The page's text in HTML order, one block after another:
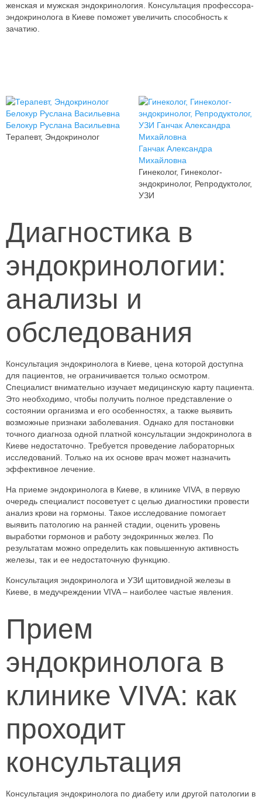
женская и мужская эндокринология. Консультация профессора-
эндокринолога в Киеве поможет увеличить способность к
зачатию.
Белокур Руслана Васильевна
Терапевт, Эндокринолог
Ганчак Александра
Михайловна
Гинеколог, Гинеколог-
эндокринолог, Репродуктолог,
УЗИ
Диагностика в
эндокринологии:
анализы и
обследования
Консультация эндокринолога в Киеве, цена которой доступна
для пациентов, не ограничивается только осмотром.
Специалист внимательно изучает медицинскую карту пациента.
Это необходимо, чтобы получить полное представление о
состоянии организма и его особенностях, а также выявить
возможные признаки заболевания. Однако для постановки
точного диагноза одной платной консультации эндокринолога в
Киеве недостаточно. Требуется проведение лабораторных
исследований. Только на их основе врач может назначить
эффективное лечение.
На приеме эндокринолога в Киеве, в клинике VIVA, в первую
очередь специалист посоветует с целью диагностики провести
анализ крови на гормоны. Такое исследование помогает
выявить патологию на ранней стадии, оценить уровень
выработки гормонов и работу эндокринных желез. По
результатам можно определить как повышенную активность
железы, так и ее недостаточную функцию.
Консультация эндокринолога и УЗИ щитовидной железы в
Киеве, в медучреждении VIVA – наиболее частые явления.
Прием
эндокринолога в
клинике VIVA: как
проходит
консультация
Консультация эндокринолога по диабету или другой патологии в